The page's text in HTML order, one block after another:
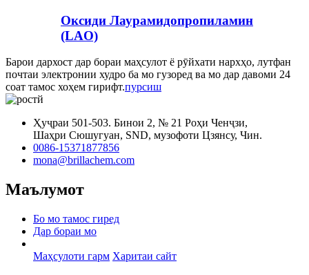
Оксиди Лаурамидопропиламин
(LAO)
Барои дархост дар бораи маҳсулот ё рӯйхати нархҳо, лутфан
почтаи электронии худро ба мо гузоред ва мо дар давоми 24
соат тамос хоҳем гирифт.пурсиш
Ҳуҷраи 501-503. Бинои 2, № 21 Роҳи Ченҷзи,
Шаҳри Сюшугуан, SND, музофоти Цзянсу, Чин.
0086-15371877856
mona@brillachem.com
Маълумот
Бо мо тамос гиред
Дар бораи мо
Маҳсулоти гарм Харитаи сайт